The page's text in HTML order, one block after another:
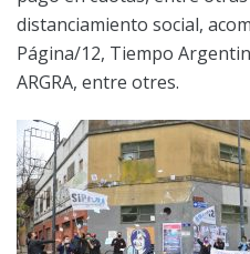
distanciamiento social,
Página/12, Tiempo
ARGRA, entre otres.